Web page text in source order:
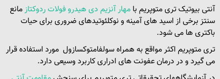
آنتی بیوتیک تری متوپریم با مهار آنزیم دی هیدرو فولات ردوکتازمانع
سنتز برخی از اسید های آمینه و نوکلئوتیدهای ضروری برای حیات
باکتری ها می شود.
تری متوپریم اکثر مواقع به همراه سولفامتوکسازول مورد استفاده قرار
می گیرد و در درمان عفونت های ادراری کاربرد وسیعی دارد.